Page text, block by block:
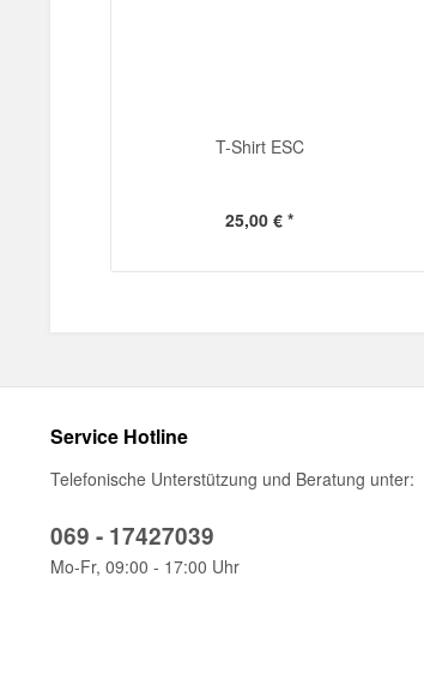
T-Shirt ESC
25,00 € *
Service Hotline
Telefonische Unterstützung und Beratung unter:
069 - 17427039
Mo-Fr, 09:00 - 17:00 Uhr